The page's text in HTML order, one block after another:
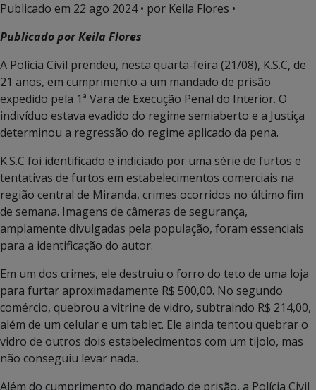
Publicado em 22 ago 2024• por Keila Flores •
Publicado por Keila Flores
A Polícia Civil prendeu, nesta quarta-feira (21/08), K.S.C, de
21 anos, em cumprimento a um mandado de prisão
expedido pela 1ª Vara de Execução Penal do Interior. O
indivíduo estava evadido do regime semiaberto e a Justiça
determinou a regressão do regime aplicado da pena.
K.S.C foi identificado e indiciado por uma série de furtos e
tentativas de furtos em estabelecimentos comerciais na
região central de Miranda, crimes ocorridos no último fim
de semana. Imagens de câmeras de segurança,
amplamente divulgadas pela população, foram essenciais
para a identificação do autor.
Em um dos crimes, ele destruiu o forro do teto de uma loja
para furtar aproximadamente R$ 500,00. No segundo
comércio, quebrou a vitrine de vidro, subtraindo R$ 214,00,
além de um celular e um tablet. Ele ainda tentou quebrar o
vidro de outros dois estabelecimentos com um tijolo, mas
não conseguiu levar nada.
Além do cumprimento do mandado de prisão, a Polícia Civil